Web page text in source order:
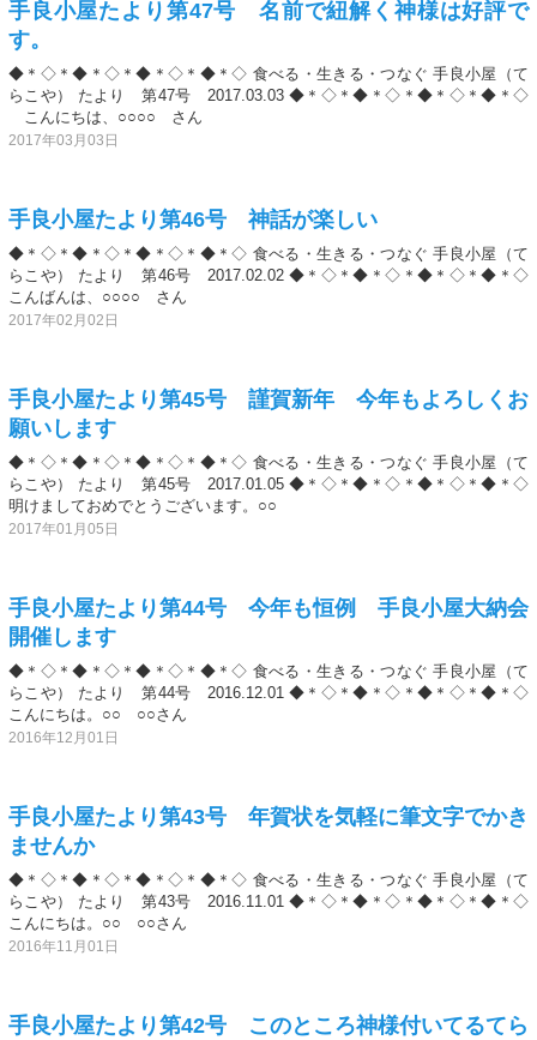
手良小屋たより第47号 名前で紐解く神様は好評で
す。
◆＊◇＊◆＊◇＊◆＊◇＊◆＊◇ 食べる・生きる・つなぐ 手良小屋（て
らこや） たより 第47号 2017.03.03 ◆＊◇＊◆＊◇＊◆＊◇＊◆＊◇
こんにちは、○○○○ さん
2017年03月03日
手良小屋たより第46号 神話が楽しい
◆＊◇＊◆＊◇＊◆＊◇＊◆＊◇ 食べる・生きる・つなぐ 手良小屋（て
らこや） たより 第46号 2017.02.02 ◆＊◇＊◆＊◇＊◆＊◇＊◆＊◇
こんばんは、○○○○ さん
2017年02月02日
手良小屋たより第45号 謹賀新年 今年もよろしくお
願いします
◆＊◇＊◆＊◇＊◆＊◇＊◆＊◇ 食べる・生きる・つなぐ 手良小屋（て
らこや） たより 第45号 2017.01.05 ◆＊◇＊◆＊◇＊◆＊◇＊◆＊◇
明けましておめでとうございます。○○
2017年01月05日
手良小屋たより第44号 今年も恒例 手良小屋大納会
開催します
◆＊◇＊◆＊◇＊◆＊◇＊◆＊◇ 食べる・生きる・つなぐ 手良小屋（て
らこや） たより 第44号 2016.12.01 ◆＊◇＊◆＊◇＊◆＊◇＊◆＊◇
こんにちは。○○ ○○さん
2016年12月01日
手良小屋たより第43号 年賀状を気軽に筆文字でかき
ませんか
◆＊◇＊◆＊◇＊◆＊◇＊◆＊◇ 食べる・生きる・つなぐ 手良小屋（て
らこや） たより 第43号 2016.11.01 ◆＊◇＊◆＊◇＊◆＊◇＊◆＊◇
こんにちは。○○ ○○さん
2016年11月01日
手良小屋たより第42号 このところ神様付いてるてら